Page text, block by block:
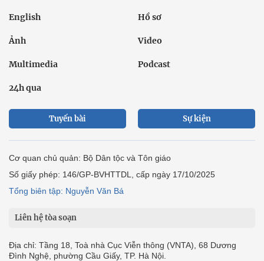
English Hồ sơ
Ảnh Video
Multimedia Podcast
24h qua
Tuyến bài Sự kiện
Cơ quan chủ quản: Bộ Dân tộc và Tôn giáo
Số giấy phép: 146/GP-BVHTTDL, cấp ngày 17/10/2025
Tổng biên tập: Nguyễn Văn Bá
Liên hệ tòa soạn
Địa chỉ: Tầng 18, Toà nhà Cục Viễn thông (VNTA), 68 Dương
Đình Nghệ, phường Cầu Giấy, TP. Hà Nội.